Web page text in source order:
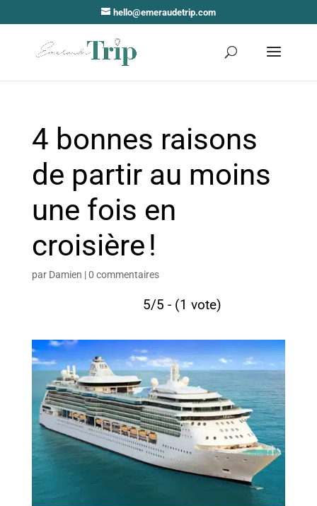
hello@emeraudetrip.com
4 bonnes raisons
de partir au moins
une fois en
croisière !
par Damien |0 commentaires
5/5 - (1 vote)